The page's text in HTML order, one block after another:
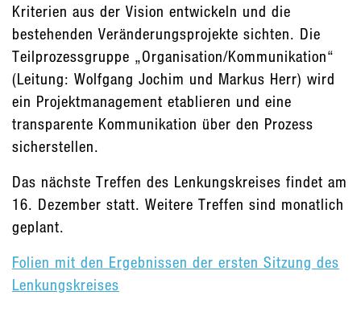
Kriterien aus der Vision entwickeln und die
bestehenden Veränderungsprojekte sichten. Die
Teilprozessgruppe „Organisation/Kommunikation“
(Leitung: Wolfgang Jochim und Markus Herr) wird
ein Projektmanagement etablieren und eine
transparente Kommunikation über den Prozess
sicherstellen.
Das nächste Treffen des Lenkungskreises findet am
16. Dezember statt. Weitere Treffen sind monatlich
geplant.
Folien mit den Ergebnissen der ersten Sitzung des
Lenkungskreises